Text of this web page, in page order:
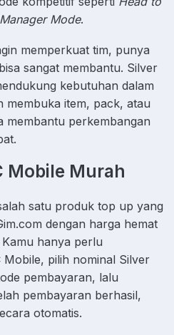
Manager Mode.
memperkuat tim, punya
sangat membantu. Silver
kebutuhan dalam
membuka item, pack, atau
membantu perkembangan
Mobile Murah
satu produk top up yang
dengan harga hemat
hanya perlu
pilih nominal Silver
pembayaran, lalu
pembayaran berhasil,
otomatis.